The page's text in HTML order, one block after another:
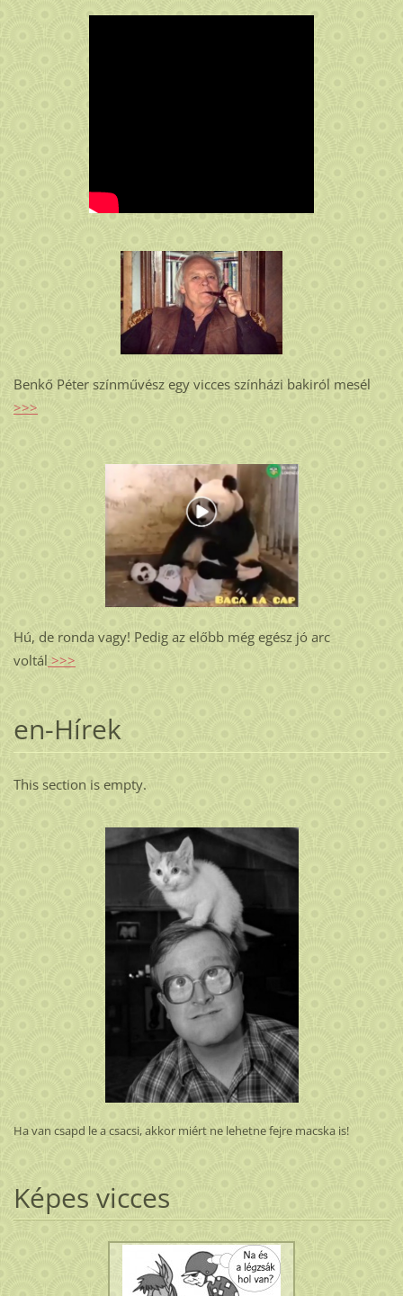
Benkő Péter színművész egy vicces színházi bakiról mesél
>>>
Hú, de ronda vagy! Pedig az előbb még egész jó arc
voltál >>>
en-Hírek
This section is empty.
Ha van csapd le a csacsi, akkor miért ne lehetne fejre macska is!
Képes vicces